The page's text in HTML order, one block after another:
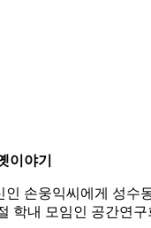
이야기
인 손웅익씨에게 성
학내 모임인 공간연